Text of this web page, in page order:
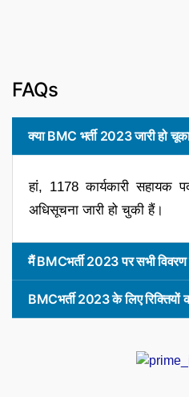
FAQs
क्या BMC भर्ती 2023 जारी हो
हां, 1178 कार्यकारी सहायक
अधिसूचना जारी हो चुकी हैं।
मैं BMCभर्ती 2023 पर सभी
BMCभर्ती 2023 के लिए रिक्तियों